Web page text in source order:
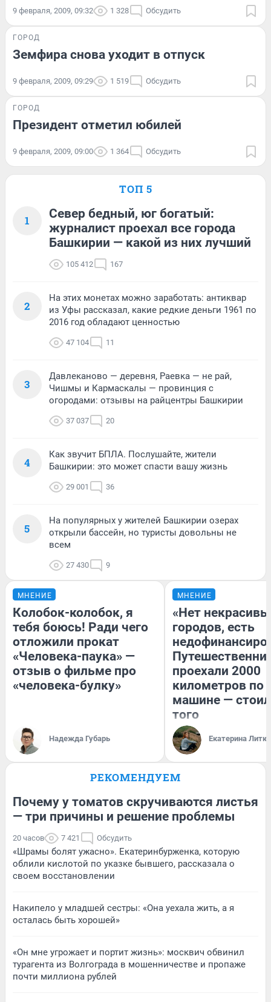
9 февраля, 2009, 09:32 1 328 Обсудить
ГОРОД
Земфира снова уходит в отпуск
9 февраля, 2009, 09:29 1 519 Обсудить
ГОРОД
Президент отметил юбилей
9 февраля, 2009, 09:00 1 364 Обсудить
ТОП 5
1
Север бедный, юг богатый:
журналист проехал все города
Башкирии — какой из них лучший
105 412 167
2
На этих монетах можно заработать: антиквар
из Уфы рассказал, какие редкие деньги 1961 по
2016 год обладают ценностью
47 104 11
3
Давлеканово — деревня, Раевка — не рай,
Чишмы и Кармаскалы — провинция с
огородами: отзывы на райцентры Башкирии
37 037 20
4
Как звучит БПЛА. Послушайте, жители
Башкирии: это может спасти вашу жизнь
29 001 36
5
На популярных у жителей Башкирии озерах
открыли бассейн, но туристы довольны не
всем
27 430 9
МНЕНИЕ
Колобок-колобок, я
тебя боюсь! Ради чего
отложили прокат
«Человека-паука» —
отзыв о фильме про
«человека-булку»
Надежда Губарь
МНЕНИЕ
«Нет
городов, есть
проехали 2000
километров по
машине —
того
Екатерина
РЕКОМЕНДУЕМ
Почему у томатов скручиваются листья
— три причины и решение проблемы
20 часов 7 421 Обсудить
«Шрамы болят ужасно». Екатеринбурженка, которую
облили кислотой по указке бывшего, рассказала о
своем восстановлении
Накипело у младшей сестры: «Она уехала жить, а я
осталась быть хорошей»
«Он мне угрожает и портит жизнь»: москвич обвинил
турагента из Волгограда в мошенничестве и пропаже
почти миллиона рублей